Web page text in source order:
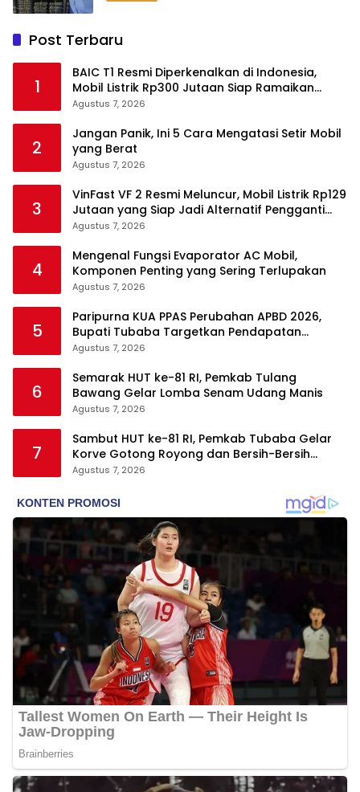
Post Terbaru
1
BAIC T1 Resmi Diperkenalkan di Indonesia,
Mobil Listrik Rp300 Jutaan Siap Ramaikan
Pasar EV
Agustus 7, 2026
2
Jangan Panik, Ini 5 Cara Mengatasi Setir Mobil
yang Berat
Agustus 7, 2026
3
VinFast VF 2 Resmi Meluncur, Mobil Listrik Rp129
Jutaan yang Siap Jadi Alternatif Pengganti
Motor
Agustus 7, 2026
4
Mengenal Fungsi Evaporator AC Mobil,
Komponen Penting yang Sering Terlupakan
Agustus 7, 2026
5
Paripurna KUA PPAS Perubahan APBD 2026,
Bupati Tubaba Targetkan Pendapatan
Daerah Rp820,3 Miliar
Agustus 7, 2026
6
Semarak HUT ke-81 RI, Pemkab Tulang
Bawang Gelar Lomba Senam Udang Manis
Agustus 7, 2026
7
Sambut HUT ke-81 RI, Pemkab Tubaba Gelar
Korve Gotong Royong dan Bersih-Bersih
Serentak
Agustus 7, 2026